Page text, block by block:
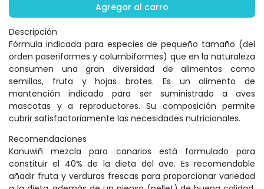
Agregar al carro
Descripción
Fórmula indicada para especies de pequeño tamaño (del
orden paseriformes y columbiformes) que en la naturaleza
consumen una gran diversidad de alimentos como
semillas, fruta y hojas brotes. Es un alimento de
mantención indicado para ser suministrado a aves
mascotas y a reproductores. Su composición permite
cubrir satisfactoriamente las necesidades nutricionales.
Recomendaciones
Kanuwiñ mezcla para canarios está formulado para
constituir el 40% de la dieta del ave. Es recomendable
añadir fruta y verduras frescas para proporcionar variedad